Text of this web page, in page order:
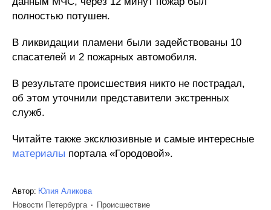
полностью потушен.
В ликвидации пламени были задействованы 10
спасателей и 2 пожарных автомобиля.
В результате происшествия никто не пострадал,
об этом уточнили представители экстренных
служб.
Читайте также эксклюзивные и самые интересные
материалы портала «Городовой».
Автор: Юлия Аликова
Новости Петербурга
Происшествие